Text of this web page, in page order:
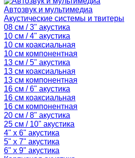
Автозвук и мультимедиа
Акустические системы и твитеры
08 см / 3" акустика
10 см / 4" акустика
10 см коаксиальная
10 см компонентная
13 см / 5" акустика
13 см коаксиальная
13 см компонентная
16 см / 6" акустика
16 см коаксиальная
16 см компонентная
20 см / 8" акустика
25 см / 10" акустика
4" x 6" акустика
5" x 7" акустика
6" x 9" акустика